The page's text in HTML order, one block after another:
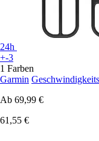
24h
+-3
1 Farben
Garmin
Ab 69,99 €
61,55 €